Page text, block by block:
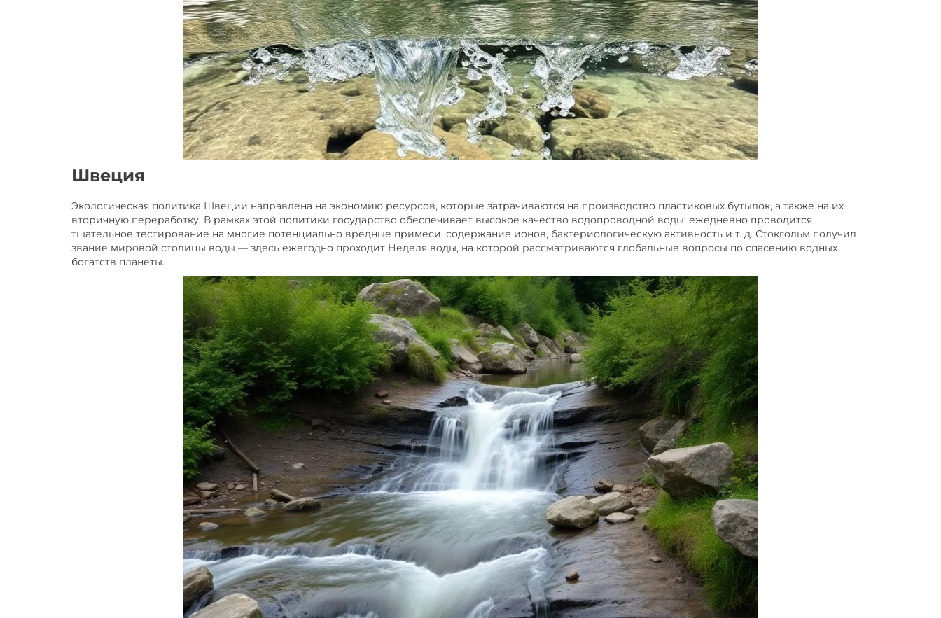
Швеция
Экологическая политика Швеции направлена на экономию ресурсов, которые затрачиваются на производство пластиковых бутылок, а также на их
вторичную переработку. В рамках этой политики государство обеспечивает высокое качество водопроводной воды: ежедневно проводится
тщательное тестирование на многие потенциально вредные примеси, содержание ионов, бактериологическую активность и т. д. Стокгольм получил
звание мировой столицы воды — здесь ежегодно проходит Неделя воды, на которой рассматриваются глобальные вопросы по спасению водных
богатств планеты.